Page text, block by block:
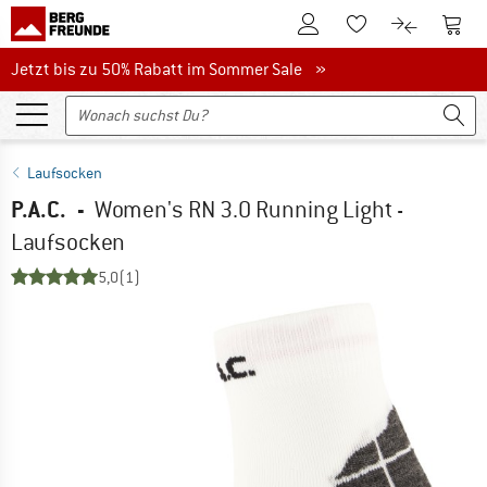
Zum KundenkontoZum Merkzettel.
Zum Zum
Jetzt bis zu 50% Rabatt im Sommer Sale
Jetzt bis zu 50% Rabatt im Sommer Sale »
Laufsocken
P.A.C. - Women's RN 3.0 Running Light -
Laufsocken
5,0(1)